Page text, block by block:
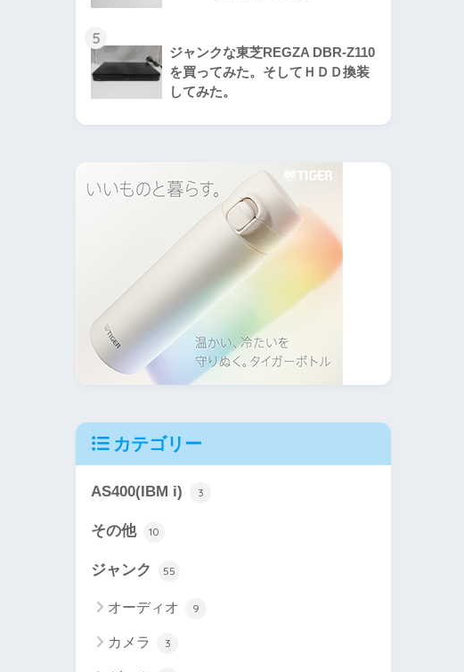
5
ジャンクな東芝REGZA DBR-Z110
を買ってみた。そしてＨＤＤ換装
してみた。
カテゴリー
AS400(IBM i) 3
その他 10
ジャンク 55
オーディオ 9
カメラ 3